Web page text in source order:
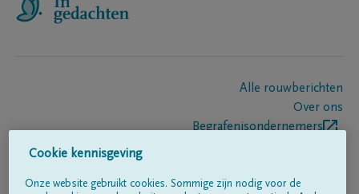
Alle rouwberichten
Over ons
Begrafenisondernemers
Cookie kennisgeving
Onze website gebruikt cookies. Sommige zijn nodig voor de